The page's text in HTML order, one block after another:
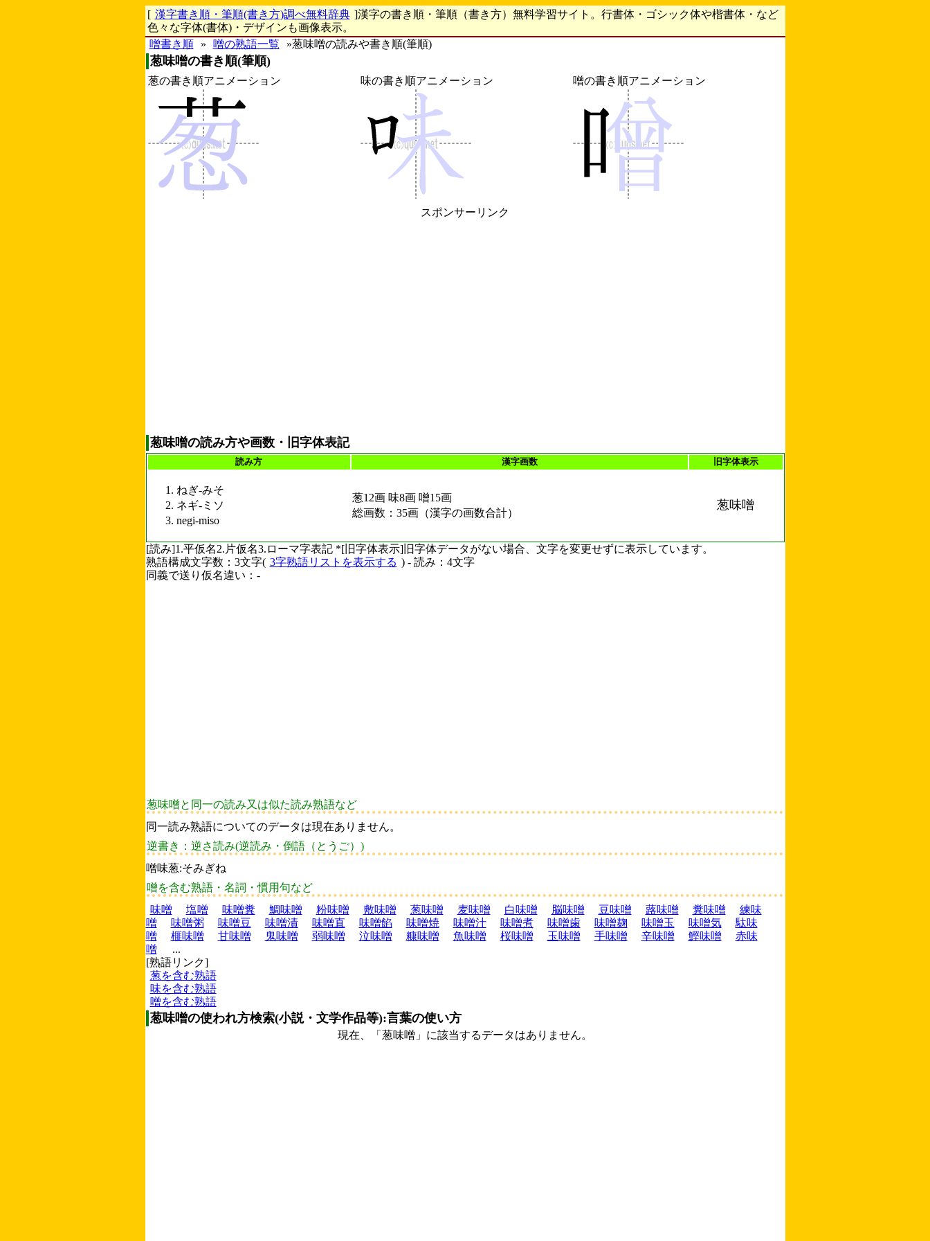
[ 漢字書き順・筆順(書き方)調べ無料辞典 ]漢字の書き順・筆順（書き方）無料学習サイト。行書体・ゴシック体や楷書体・など
色々な字体(書体)・デザインも画像表示。
噌書き順
» 噌の熟語一覧 »葱味噌の読みや書き順(筆順)
葱味噌の書き順(筆順)
葱の書き順アニメーション 味の書き順アニメーション 噌の書き順アニメーション
スポンサーリンク
葱味噌の読み方や画数・旧字体表記
読み方 漢字画数 旧字体表示
ねぎ-みそ
ネギ-ミソ
negi-miso
葱12画 味8画 噌15画
総画数：35画（漢字の画数合計）
葱味噌
[読み]1.平仮名2.片仮名3.ローマ字表記 *[旧字体表示]旧字体データがない場合、文字を変更せずに表示しています。
熟語構成文字数：3文字( 3字熟語リストを表示する ) - 読み：4文字
同義で送り仮名違い：-
葱味噌と同一の読み又は似た読み熟語など
同一読み熟語についてのデータは現在ありません。
逆書き：逆さ読み(逆読み・倒語（とうご）)
噌味葱:そみぎね
噌を含む熟語・名詞・慣用句など
味噌
塩噌 味噌糞 鯛味噌 粉味噌 敷味噌 葱味噌 麦味噌 白味噌 脳味噌 豆味噌 蕗味噌 糞味噌
練味
噌
味噌粥 味噌豆 味噌漬 味噌直 味噌餡 味噌焼 味噌汁 味噌煮 味噌歯 味噌麹 味噌玉 味噌気
駄味
噌
榧味噌 甘味噌 鬼味噌 弱味噌 泣味噌 糠味噌 魚味噌 桜味噌 玉味噌 手味噌 辛味噌 鰹味噌
赤味
噌
...
[熟語リンク]
葱を含む熟語
味を含む熟語
噌を含む熟語
葱味噌の使われ方検索(小説・文学作品等):言葉の使い方
現在、「葱味噌」に該当するデータはありません。